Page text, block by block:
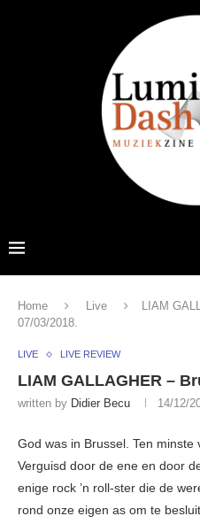
Home Live
LIAM
07/03/2018.
LIVE LIVE REVIEW
LIAM GALLAGHER –
written by Didier Becu 14/12/
God was in Brussel. Ten
Verguisd door de ene en door
enige rock ’n roll-ster die de
rond onze eigen as om te